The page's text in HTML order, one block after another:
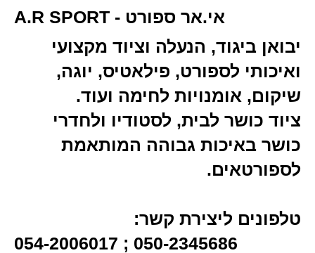
A.R SPORT - אי.אר ספורט
יבואן ביגוד, הנעלה וציוד מקצועי
ואיכותי לספורט, פילאטיס, יוגה,
שיקום, אומנויות לחימה ועוד.
ציוד כושר לבית, לסטודיו ולחדרי
כושר באיכות גבוהה המותאמת
לספורטאים.
טלפונים ליצירת קשר:
054-2006017 ; 050-2345686